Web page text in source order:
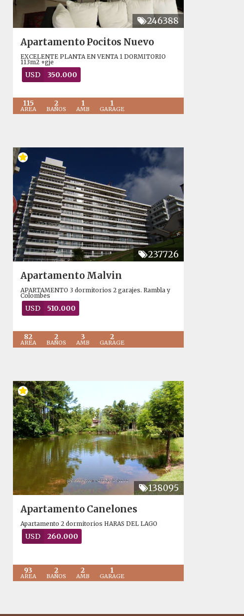
246388
Apartamento Pocitos Nuevo
EXCELENTE PLANTA EN VENTA 1 DORMITORIO
113m2 +gje
USD 350.000
115
AREA
2
BAÑOS
1
AMB
1
GARAGE
237726
Apartamento Malvin
APARTAMENTO 3 dormitorios 2 garajes. Rambla y
Colombes
USD 510.000
82
AREA
2
BAÑOS
3
AMB
2
GARAGE
138095
Apartamento Canelones
Apartamento 2 dormitorios HARAS DEL LAGO
USD 260.000
93
AREA
2
BAÑOS
2
AMB
1
GARAGE